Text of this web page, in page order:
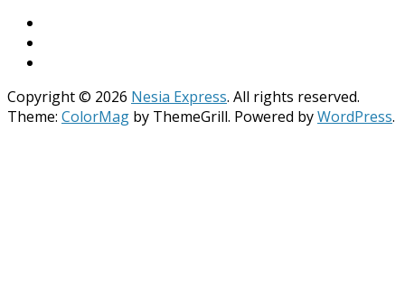
Copyright © 2026 Nesia Express. All rights reserved.
Theme: ColorMag by ThemeGrill. Powered byWordPress.